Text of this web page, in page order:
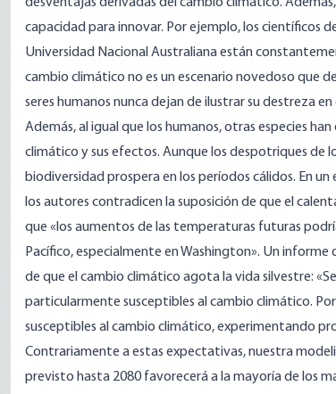
desventajas derivadas del cambio climático.
capacidad para innovar. Por ejemplo, los científicos
Universidad Nacional Australianaestán
cambio climático no es un escenario novedoso que
seres humanos nunca dejan de ilustrar su destreza
Además, al igual que los humanos, otras especies
climático y sus efectos. Aunque los despotriques de
biodiversidad prospera en los períodos cálidos. En
los autores contradicen la suposición de que el
que «los aumentos de las temperaturas futuras
Pacífico, especialmente en Washington». Un informe
de que el cambio climático agota la vida silvestre:
particularmente susceptibles al cambio climático.
susceptibles al cambio climático, experimentando
Contrariamente a estas expectativas, nuestra
previsto hasta 2080 favorecerá a la mayoría de los